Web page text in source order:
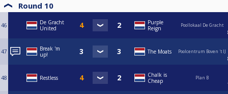
Round 10
46
De Gracht
United
Purple
Reign
Poollokaal De Gracht
47
Break 'm
up!
The Moats Poolcentrum Boven 't IJ
48 Restless
Chalk is
Cheap
Plan B